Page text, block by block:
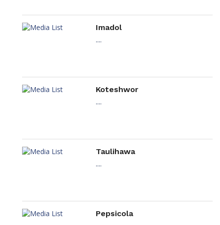
Imadol
....
Koteshwor
....
Taulihawa
....
Pepsicola